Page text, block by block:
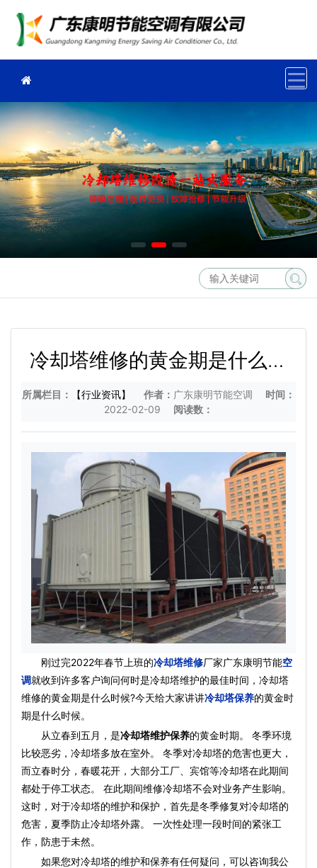
冷却塔维修的黄金期是什么时
候
所属栏目： 【行业资讯】 作者： 广东康明节能空调
时间：
2022-02-09
阅读数：
刚过完2022年春节上班的冷却塔维修厂家广东康明节能空
调就收到许多客户询问何时是冷却塔维护的最佳时间，冷却塔
维修的黄金期是什么时候?今天给大家讲讲冷却塔保养的黄金时
期是什么时候。
从立春到五月，是冷却塔维护保养的黄金时期。 冬季环境
比较恶劣，冷却塔多放在室外。 冬季对冷却塔的危害也更大，
而立春时分，春暖花开，大部分工厂、宾馆等冷却塔在此期间
都处于停工状态。 在此期间维修冷却塔不会对业务产生影响。
这时，对于冷却塔的维护和保护，首先是冬季修复对冷却塔的
危害，夏季防止冷却塔外露。 一次性处理一段时间的紧张工
作，防患于未然。
如果您对冷却塔的维护和保养有任何疑问，可以咨询我公